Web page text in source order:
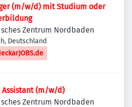
(m/w/d) mit Studium oder
Zentrum Nordbaden
Deutschland
Assistant (m/w/d)
Zentrum Nordbaden